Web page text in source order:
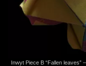
Inwyt Piece B “Fallen leaves”